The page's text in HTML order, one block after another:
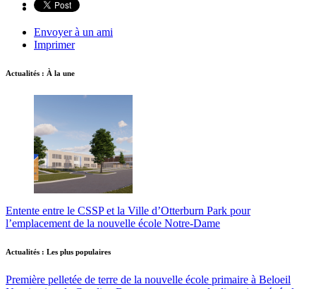
Envoyer à un ami
Imprimer
Actualités : À la une
Entente entre le CSSP et la Ville d’Otterburn Park pour
l’emplacement de la nouvelle école Notre-Dame
Actualités : Les plus populaires
Première pelletée de terre de la nouvelle école primaire à Beloeil